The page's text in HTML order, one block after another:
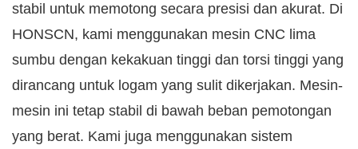
stabil untuk memotong secara presisi dan akurat. Di
HONSCN, kami menggunakan mesin CNC lima
sumbu dengan kekakuan tinggi dan torsi tinggi yang
dirancang untuk logam yang sulit dikerjakan. Mesin-
mesin ini tetap stabil di bawah beban pemotongan
yang berat. Kami juga menggunakan sistem